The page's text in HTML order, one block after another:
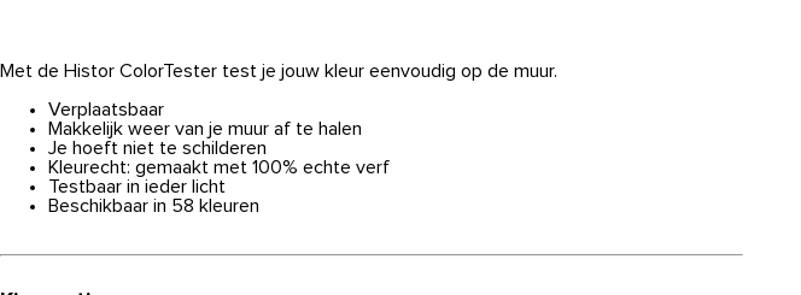
Met de Histor ColorTester test je jouw kleur eenvoudig op de muur.
Verplaatsbaar
Makkelijk weer van je muur af te halen
Je hoeft niet te schilderen
Kleurecht: gemaakt met 100% echte verf
Testbaar in ieder licht
Beschikbaar in 58 kleuren